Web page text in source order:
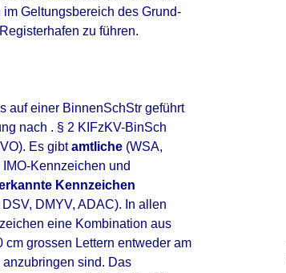
Geltungsbereich des Grund-
zu führen.
auf einer BinnenSchStr geführt
nach . § 2 KIFzKV-BinSch
Es gibtamtliche (WSA,
Kennzeichen und
Kennzeichen
DMYV, ADAC). In allen
eine Kombination aus
grossen Lettern entweder am
sind. Das